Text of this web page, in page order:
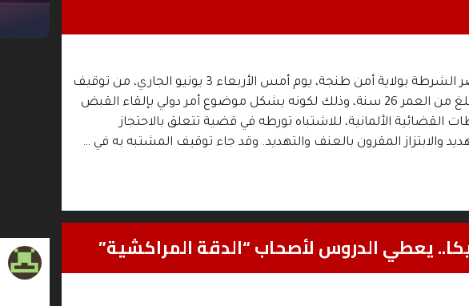
تمكنت عناصر الشرطة بولاية أمن طنجة، يوم أمس الأربعاء 3 يونيو الجاري، من توقيف
مواطن ألماني يبلغ من العمر 26 سنة، وذلك لكونه يشكل موضوع أمر دولي بإلقاء القبض
القضائية الألمانية، للاشتباه تورطه في قضية تتعلق بالاحتجاز
والابتزاز المقرون بالعنف والتهديد. وقد جاء توقيف المشتبه به في …
يعطي الدروس لأصحاب “الدقة المراكشية”